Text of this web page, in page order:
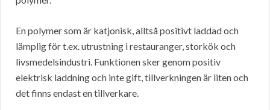
En polymer som är katjonisk, alltså positivt laddad och
lämplig för t.ex. utrustning i restauranger, storkök och
livsmedelsindustri. Funktionen sker genom positiv
elektrisk laddning och inte gift, tillverkningen är liten och
det finns endast en tillverkare.